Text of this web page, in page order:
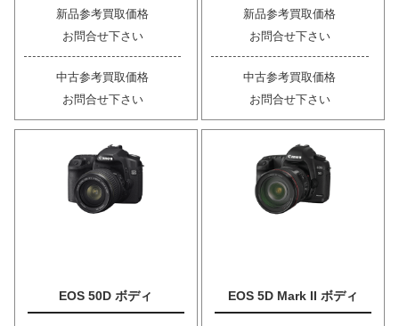
新品参考買取価格
お問合せ下さい
中古参考買取価格
お問合せ下さい
新品参考買取価格
お問合せ下さい
中古参考買取価格
お問合せ下さい
EOS 50D ボディ EOS 5D Mark II ボディ